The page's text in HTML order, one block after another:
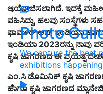
Photo
We capture the best
exhibitions
ಆಯೋಜಿಸಲಾಗಿದೆ. ಇದಕ್ಕೆ
ವಹಿಸಿದ್ದು, ಹಲವು ಸಂಸ್ಥೆಗಳು
ಫಾರ್ಮರ್‌ ಆಫ್‌ ಇಂಡಿಯಾ
ಇಂಡಿಯಾ 2023ರನ್ನು ನಾವು
ಕೃಷಿ ಜಾಗರಣದ ಈ ಪ್ರಯತ್ನ
ಎಂ.ಸಿ ಡೊಮಿನಿಕ್‌ ಕೃಷಿ
ಹಾಗೂ ಕೃಷಿ ಜಾಗರಣದ